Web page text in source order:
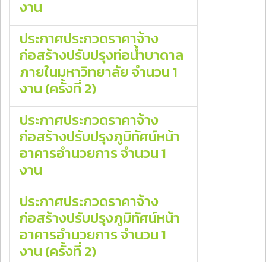
งาน
ประกาศประกวดราคาจ้าง
ก่อสร้างปรับปรุงท่อน้ําบาดาล
ภายในมหาวิทยาลัย จํานวน 1
งาน (ครั้งที่ 2)
ประกาศประกวดราคาจ้าง
ก่อสร้างปรับปรุงภูมิทัศน์หน้า
อาคารอำนวยการ จํานวน 1
งาน
ประกาศประกวดราคาจ้าง
ก่อสร้างปรับปรุงภูมิทัศน์หน้า
อาคารอำนวยการ จํานวน 1
งาน (ครั้งที่ 2)